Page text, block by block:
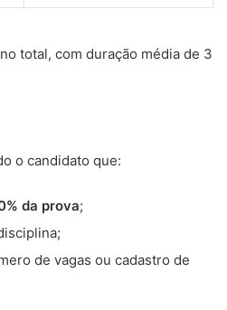
total, com duração média de 3
o candidato que:
da prova;
de vagas ou cadastro de